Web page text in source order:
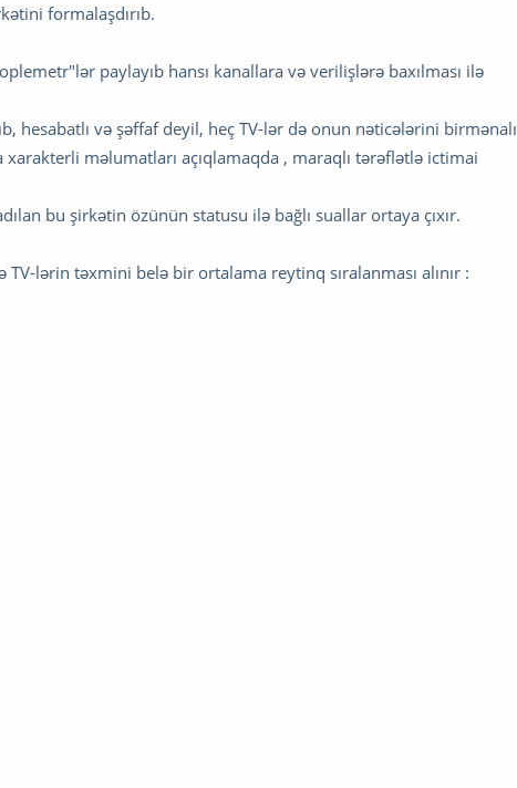
formalaşdırıb.
paylayıb hansı kanallara və verilişlərə baxılması ilə
hesabatlı və şəffaf deyil, heç TV-lər də onun nəticələrini birmənalı
məlumatları açıqlamaqda , maraqlı tərəflətlə ictimai
bu şirkətin özünün statusu ilə bağlı suallar ortaya çıxır.
lərin təxmini belə bir ortalama reytinq sıralanması alınır :